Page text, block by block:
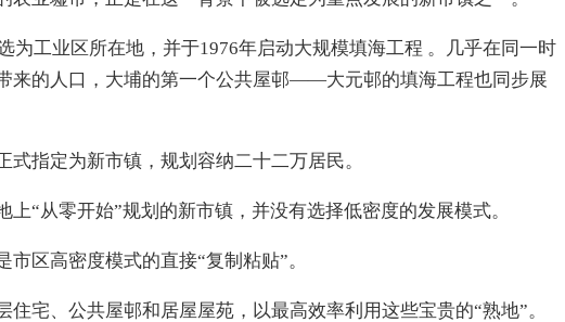
工业区所在地，并于1976年启动大规模填海工程 。几乎在同一时
来的人口，大埔的第一个公共屋邨——大元邨的填海工程也同步展
指定为新市镇，规划容纳二十二万居民。
“从零开始”规划的新市镇，并没有选择低密度的发展模式。
区高密度模式的直接“复制粘贴”。
宅、公共屋邨和居屋屋苑，以最高效率利用这些宝贵的“熟地”。